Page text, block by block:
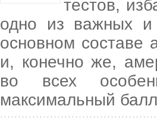
тестов,
одно из важных и
основном составе
и, конечно же,
во всех
максимальный